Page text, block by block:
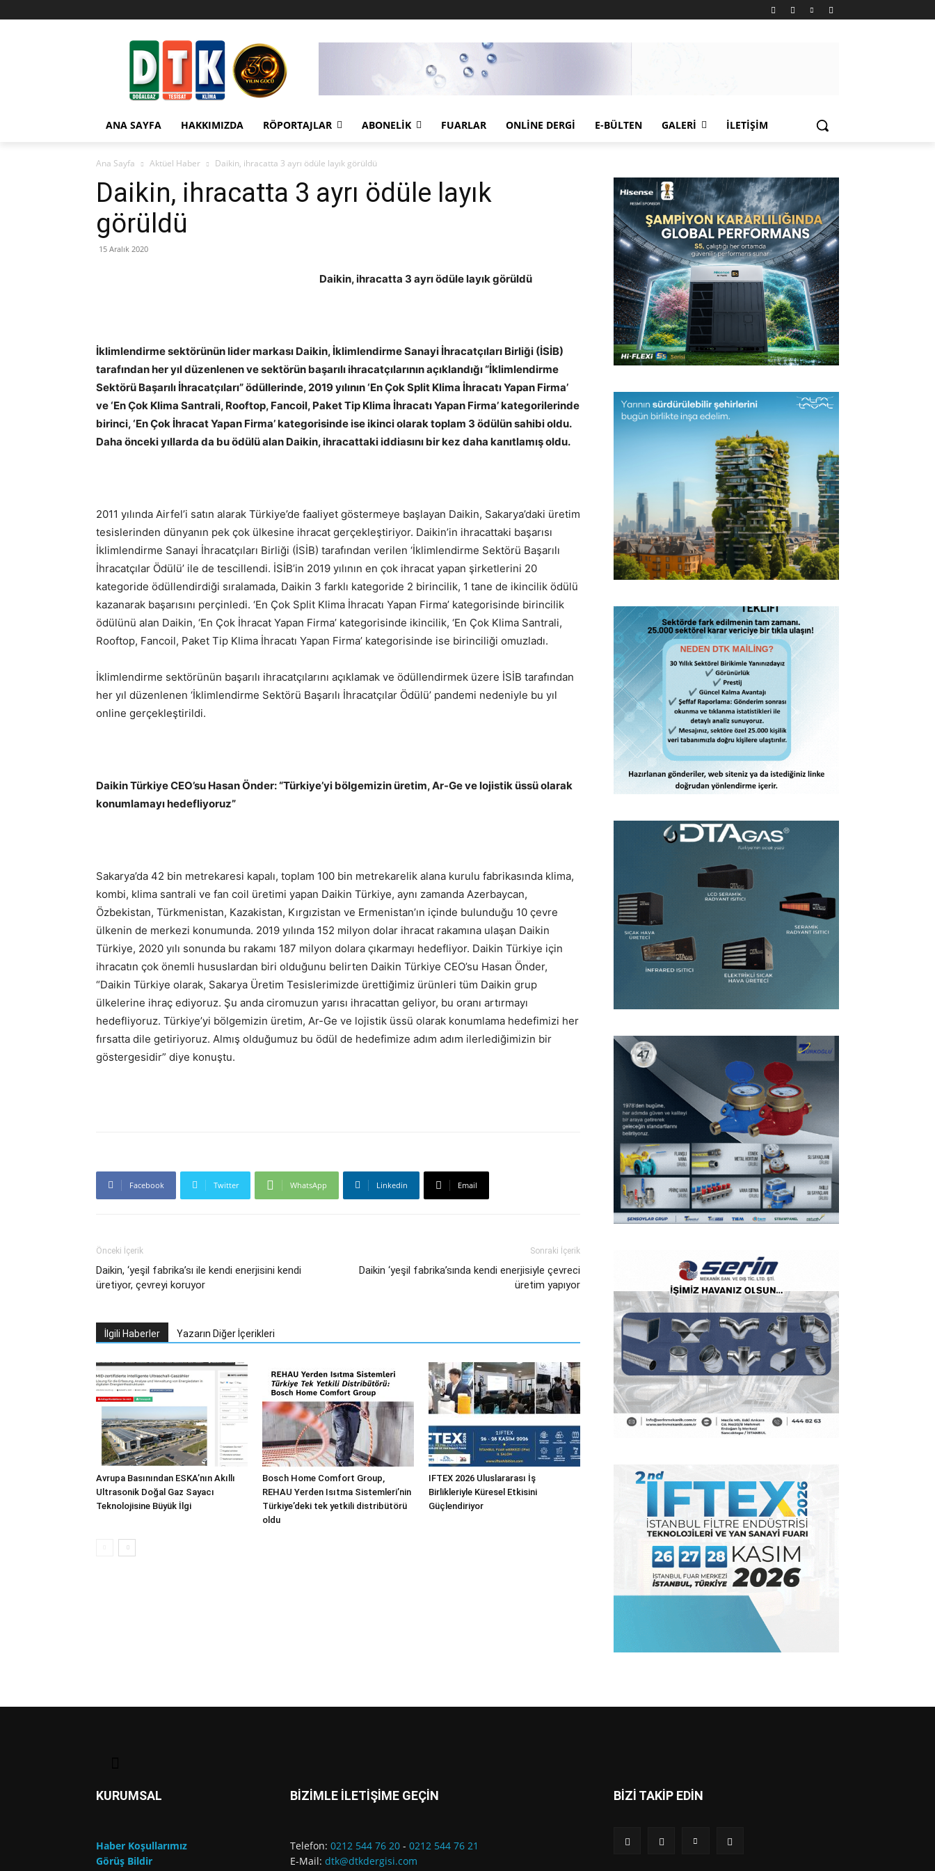
ANA SAYFA HAKKIMIZDA RÖPORTAJLAR ABONELIK FUARLAR ONLINE DERGI E-BÜLTEN GALERI İLETIŞIM
Ana Sayfa Aktüel Haber Daikin, ihracatta 3 ayrı ödüle layık görüldü
Daikin, ihracatta 3 ayrı ödüle layık
görüldü
15 Aralık 2020
Daikin, ihracatta 3 ayrı ödüle layık görüldü
İklimlendirme sektörünün lider markası Daikin, İklimlendirme Sanayi İhracatçıları Birliği (İSİB)
tarafından her yıl düzenlenen ve sektörün başarılı ihracatçılarının açıklandığı “İklimlendirme
Sektörü Başarılı İhracatçıları” ödüllerinde, 2019 yılının ‘En Çok Split Klima İhracatı Yapan Firma’
ve ‘En Çok Klima Santrali, Rooftop, Fancoil, Paket Tip Klima İhracatı Yapan Firma’ kategorilerinde
birinci, ‘En Çok İhracat Yapan Firma’ kategorisinde ise ikinci olarak toplam 3 ödülün sahibi oldu.
Daha önceki yıllarda da bu ödülü alan Daikin, ihracattaki iddiasını bir kez daha kanıtlamış oldu.
2011 yılında Airfel’i satın alarak Türkiye’de faaliyet göstermeye başlayan Daikin, Sakarya’daki üretim
tesislerinden dünyanın pek çok ülkesine ihracat gerçekleştiriyor. Daikin’in ihracattaki başarısı
İklimlendirme Sanayi İhracatçıları Birliği (İSİB) tarafından verilen ‘İklimlendirme Sektörü Başarılı
İhracatçılar Ödülü’ ile de tescillendi. İSİB’in 2019 yılının en çok ihracat yapan şirketlerini 20
kategoride ödüllendirdiği sıralamada, Daikin 3 farklı kategoride 2 birincilik, 1 tane de ikincilik ödülü
kazanarak başarısını perçinledi. ‘En Çok Split Klima İhracatı Yapan Firma’ kategorisinde birincilik
ödülünü alan Daikin, ‘En Çok İhracat Yapan Firma’ kategorisinde ikincilik, ‘En Çok Klima Santrali,
Rooftop, Fancoil, Paket Tip Klima İhracatı Yapan Firma’ kategorisinde ise birinciliği omuzladı.
İklimlendirme sektörünün başarılı ihracatçılarını açıklamak ve ödüllendirmek üzere İSİB tarafından
her yıl düzenlenen ‘İklimlendirme Sektörü Başarılı İhracatçılar Ödülü’ pandemi nedeniyle bu yıl
online gerçekleştirildi.
Daikin Türkiye CEO’su Hasan Önder: “Türkiye’yi bölgemizin üretim, Ar-Ge ve lojistik üssü olarak
konumlamayı hedefliyoruz”
Sakarya’da 42 bin metrekaresi kapalı, toplam 100 bin metrekarelik alana kurulu fabrikasında klima,
kombi, klima santrali ve fan coil üretimi yapan Daikin Türkiye, aynı zamanda Azerbaycan,
Özbekistan, Türkmenistan, Kazakistan, Kırgızistan ve Ermenistan’ın içinde bulunduğu 10 çevre
ülkenin de merkezi konumunda. 2019 yılında 152 milyon dolar ihracat rakamına ulaşan Daikin
Türkiye, 2020 yılı sonunda bu rakamı 187 milyon dolara çıkarmayı hedefliyor. Daikin Türkiye için
ihracatın çok önemli hususlardan biri olduğunu belirten Daikin Türkiye CEO’su Hasan Önder,
“Daikin Türkiye olarak, Sakarya Üretim Tesislerimizde ürettiğimiz ürünleri tüm Daikin grup
ülkelerine ihraç ediyoruz. Şu anda ciromuzun yarısı ihracattan geliyor, bu oranı artırmayı
hedefliyoruz. Türkiye’yi bölgemizin üretim, Ar-Ge ve lojistik üssü olarak konumlama hedefimizi her
fırsatta dile getiriyoruz. Almış olduğumuz bu ödül de hedefimize adım adım ilerlediğimizin bir
göstergesidir” diye konuştu.
Facebook Twitter WhatsApp Linkedin Email
Önceki İçerik
Daikin, ‘yeşil fabrika’sı ile kendi enerjisini kendi
üretiyor, çevreyi koruyor
Sonraki İçerik
Daikin ‘yeşil fabrika’sında kendi enerjisiyle çevreci
üretim yapıyor
İlgili Haberler Yazarın Diğer İçerikleri
Avrupa Basınından ESKA’nın Akıllı
Ultrasonik Doğal Gaz Sayacı
Teknolojisine Büyük İlgi
Bosch Home Comfort Group,
REHAU Yerden Isıtma Sistemleri’nin
Türkiye’deki tek yetkili distribütörü
oldu
IFTEX 2026 Uluslararası İş
Birlikleriyle Küresel Etkisini
Güçlendiriyor
KURUMSAL
Haber Koşullarımız
Görüş Bildir
BİZİMLE İLETİŞİME GEÇİN
Telefon: 0212 544 76 20 - 0212 544 76 21
E-Mail: dtk@dtkdergisi.com
BİZİ TAKİP EDİN